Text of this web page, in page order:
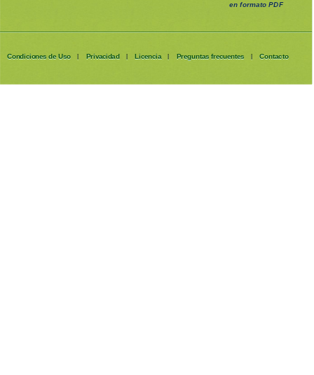
en formato PDF
Condiciones de Uso | Privacidad | Licencia | Preguntas frecuentes | Contacto